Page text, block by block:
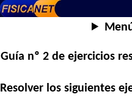
Guía nº 2 de ejercicios
Resolver los siguientes